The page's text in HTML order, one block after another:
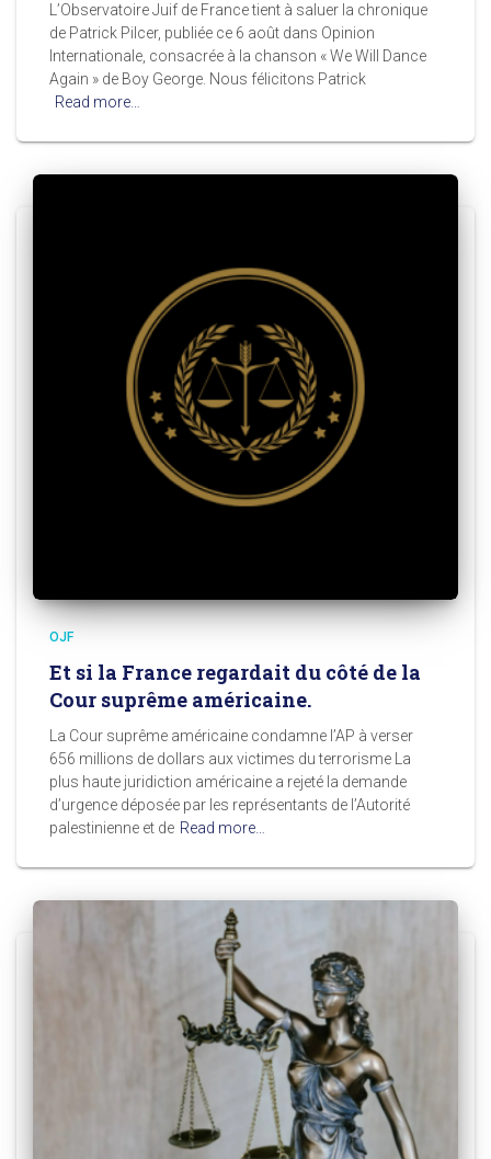
L’Observatoire Juif de France tient à saluer la chronique
de Patrick Pilcer, publiée ce 6 août dans Opinion
Internationale, consacrée à la chanson « We Will Dance
Again » de Boy George. Nous félicitons Patrick
Read more…
OJF
Et si la France regardait du côté de la
Cour suprême américaine.
La Cour suprême américaine condamne l’AP à verser
656 millions de dollars aux victimes du terrorisme La
plus haute juridiction américaine a rejeté la demande
d’urgence déposée par les représentants de l’Autorité
palestinienne et de Read more…